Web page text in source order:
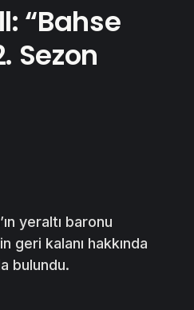
“Bahse
Sezon
yeraltı baronu
geri kalanı hakkında
bulundu.